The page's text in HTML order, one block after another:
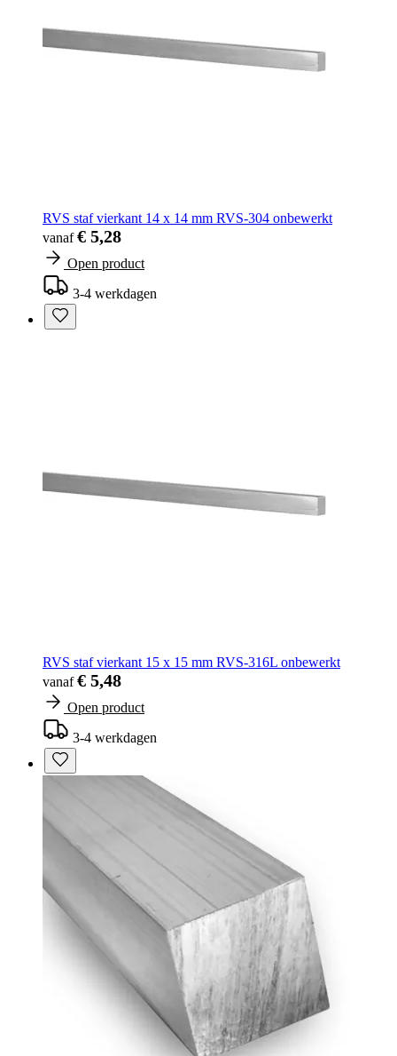
RVS staf vierkant 14 x 14 mm RVS-304 onbewerkt
vanaf€ 5,28
Open product
3-4 werkdagen
RVS staf vierkant 15 x 15 mm RVS-316L onbewerkt
vanaf€ 5,48
Open product
3-4 werkdagen